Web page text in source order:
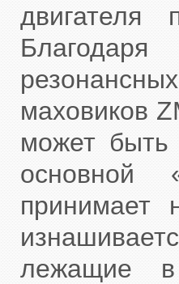
двигателя
маховиков
может быть
основной
лежащие в